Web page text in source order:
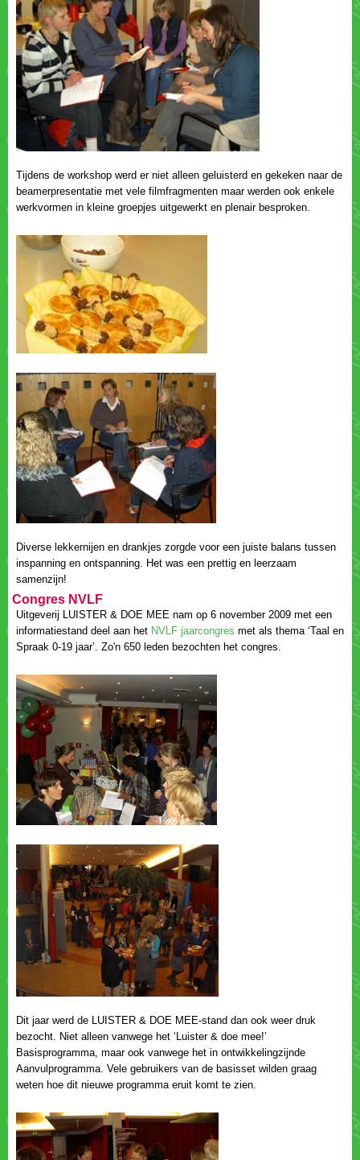
Tijdens de workshop werd er niet alleen geluisterd en gekeken naar de
beamerpresentatie met vele filmfragmenten maar werden ook enkele
werkvormen in kleine groepjes uitgewerkt en plenair besproken.
Diverse lekkernijen en drankjes zorgde voor een juiste balans tussen
inspanning en ontspanning. Het was een prettig en leerzaam
samenzijn!
Uitgeverij LUISTER & DOE MEE nam op 6 november 2009 met een
informatiestand deel aan het
met als thema ‘Taal en
Dit jaar werd de LUISTER & DOE MEE-stand dan ook weer druk
bezocht. Niet alleen vanwege het ‘Luister & doe mee!’
Basisprogramma, maar ook vanwege het in ontwikkelingzijnde
Aanvulprogramma. Vele gebruikers van de basisset wilden graag